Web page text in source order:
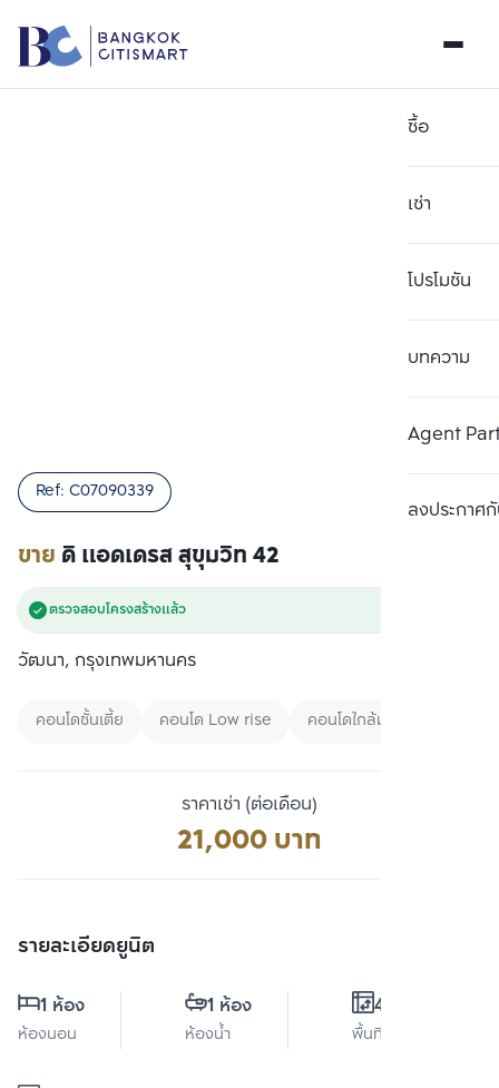
ซื้อ
เช่า
โปรโมชัน
บทความ
Agent
ลงประกาศกั
ขาย ดิ แอดเดรส สุขุมวิท 42
Ref: C07090339
ตรวจสอบโครงสร้างแล้ว
วัฒนา, กรุงเทพมหานคร
คอนโดชั้นเตี้ย คอนโด Low rise คอนโดใกล้มหาลัย
ราคาเช่า (ต่อเดือน)
21,000 บาท
รายละเอียดยูนิต
1 ห้อง
ห้องนอน
1 ห้อง
ห้องน้ำ
45 ตร.ม.
พื้นที่ใช้สอย
เปรียบเทียบ